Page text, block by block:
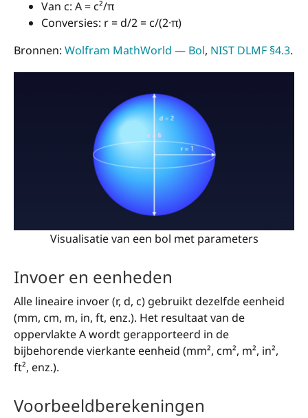
Van c: A = c²/π
Conversies: r = d/2 = c/(2·π)
Bronnen: Wolfram MathWorld — Bol, NIST DLMF §4.3.
Visualisatie van een bol met parameters
Invoer en eenheden
Alle lineaire invoer (r, d, c) gebruikt dezelfde eenheid
(mm, cm, m, in, ft, enz.). Het resultaat van de
oppervlakte A wordt gerapporteerd in de
bijbehorende vierkante eenheid (mm², cm², m², in²,
ft², enz.).
Voorbeeldberekeningen